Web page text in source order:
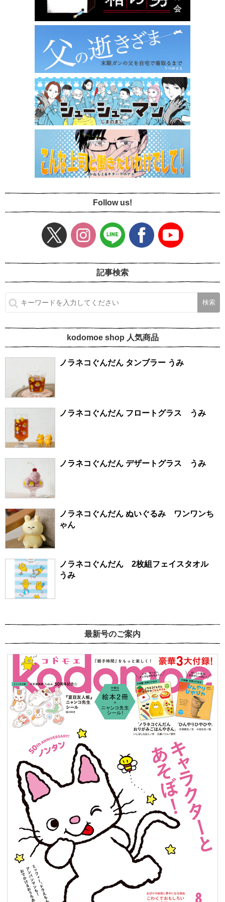
Follow us!
記事検索
kodomoe shop 人気商品
ノラネコぐんだん タンブラー うみ
ノラネコぐんだん フロートグラス うみ
ノラネコぐんだん デザートグラス うみ
ノラネコぐんだん ぬいぐるみ ワンワンち
ゃん
ノラネコぐんだん 2枚組フェイスタオル
うみ
最新号のご案内